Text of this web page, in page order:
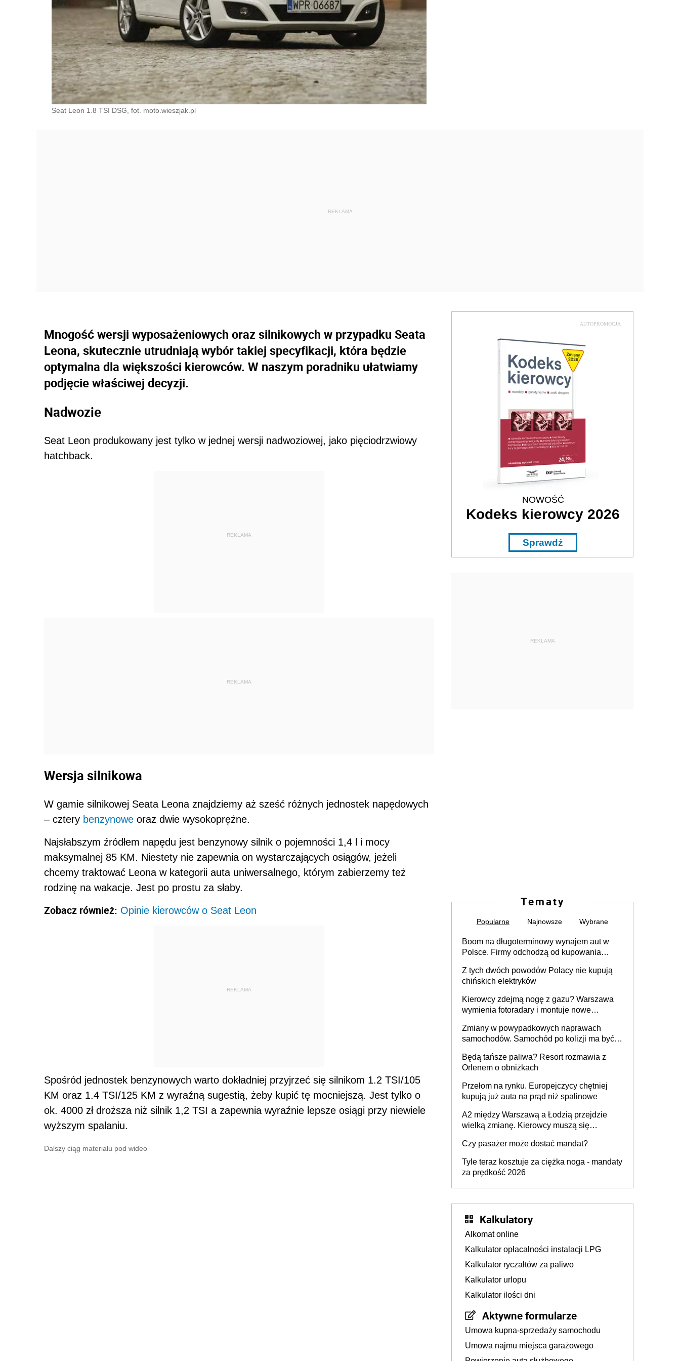
Seat Leon 1.8 TSI DSG, fot. moto.wieszjak.pl
Mnogość wersji wyposażeniowych oraz silnikowych w przypadku Seata
Leona, skutecznie utrudniają wybór takiej specyfikacji, która będzie
optymalna dla większości kierowców. W naszym poradniku ułatwiamy
podjęcie właściwej decyzji.
Nadwozie
Seat Leon produkowany jest tylko w jednej wersji nadwoziowej, jako pięciodrzwiowy
hatchback.
REKLAMA
REKLAMA
Wersja silnikowa
W gamie silnikowej Seata Leona znajdziemy aż sześć różnych jednostek napędowych
– cztery benzynowe oraz dwie wysokoprężne.
Najsłabszym źródłem napędu jest benzynowy silnik o pojemności 1,4 l i mocy
maksymalnej 85 KM. Niestety nie zapewnia on wystarczających osiągów, jeżeli
chcemy traktować Leona w kategorii auta uniwersalnego, którym zabierzemy też
rodzinę na wakacje. Jest po prostu za słaby.
Zobacz również: Opinie kierowców o Seat Leon
REKLAMA
Spośród jednostek benzynowych warto dokładniej przyjrzeć się silnikom 1.2 TSI/105
KM oraz 1.4 TSI/125 KM z wyraźną sugestią, żeby kupić tę mocniejszą. Jest tylko o
ok. 4000 zł droższa niż silnik 1,2 TSI a zapewnia wyraźnie lepsze osiągi przy niewiele
wyższym spalaniu.
Dalszy ciąg materiału pod wideo
AUTOPROMOCJA
NOWOŚĆ
Kodeks kierowcy 2026
Sprawdź
REKLAMA
Tematy
Popularne Najnowsze Wybrane
Boom na długoterminowy wynajem aut w
Polsce. Firmy odchodzą od kupowania
Z tych dwóch powodów Polacy nie kupują
chińskich elektryków
Kierowcy zdejmą nogę z gazu? Warszawa
wymienia fotoradary i montuje nowe
Zmiany w powypadkowych naprawach
samochodów. Samochód po kolizji ma być
technologią producenta
Będą tańsze paliwa? Resort rozmawia z
Orlenem o obniżkach
Przełom na rynku. Europejczycy chętniej
kupują już auta na prąd niż spalinowe
A2 między Warszawą a Łodzią przejdzie
wielką zmianę. Kierowcy muszą się
Czy pasażer może dostać mandat?
Tyle teraz kosztuje za ciężka noga - mandaty
za prędkość 2026
Kalkulatory
Alkomat online
Kalkulator opłacalności instalacji LPG
Kalkulator ryczałtów za paliwo
Kalkulator urlopu
Kalkulator ilości dni
Aktywne formularze
Umowa kupna-sprzedaży samochodu
Umowa najmu miejsca garażowego